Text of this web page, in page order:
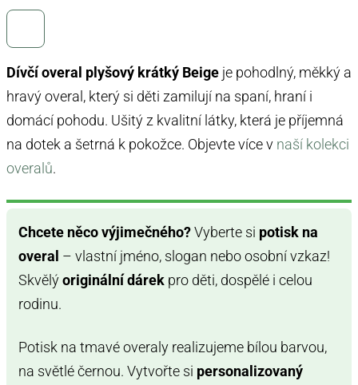
Dívčí overal plyšový krátký Beige je pohodlný, měkký a
hravý overal, který si děti zamilují na spaní, hraní i
domácí pohodu. Ušitý z kvalitní látky, která je příjemná
na dotek a šetrná k pokožce. Objevte více v naší kolekci
overalů.
Chcete něco výjimečného?Vyberte si potisk na
overal – vlastní jméno, slogan nebo osobní vzkaz!
Skvělýoriginální dárek pro děti, dospělé i celou
rodinu.
Potisk na tmavé overaly realizujeme bílou barvou,
na světlé černou. Vytvořte si personalizovaný